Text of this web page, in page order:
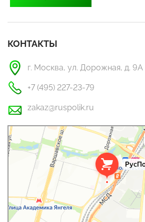
КОНТАКТЫ
г. Москва, ул. Дорожная, д. 9А
+7 (495) 227-23-79
zakaz@ruspolik.ru
РусПолик
Оргстекло, поликарбонат в Москве
Строительные и отделочные работы в Москве